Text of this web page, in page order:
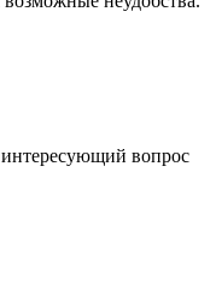
вопрос